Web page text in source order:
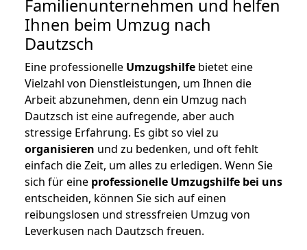
Familienunternehmen und helfen
Ihnen beim Umzug nach
Dautzsch
Eine professionelle Umzugshilfe bietet eine
Vielzahl von Dienstleistungen, um Ihnen die
Arbeit abzunehmen, denn ein Umzug nach
Dautzsch ist eine aufregende, aber auch
stressige Erfahrung. Es gibt so viel zu
organisieren und zu bedenken, und oft fehlt
einfach die Zeit, um alles zu erledigen. Wenn Sie
sich für eine professionelle Umzugshilfe bei uns
entscheiden, können Sie sich auf einen
reibungslosen und stressfreien Umzug von
Leverkusen nach Dautzsch freuen.